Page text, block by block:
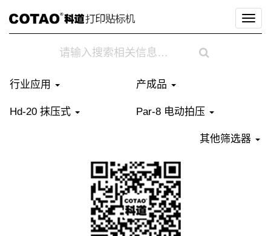
切
换
行业应用 产成品
Hd-20 抹压式 Par-8 电动拍压
其他筛选器